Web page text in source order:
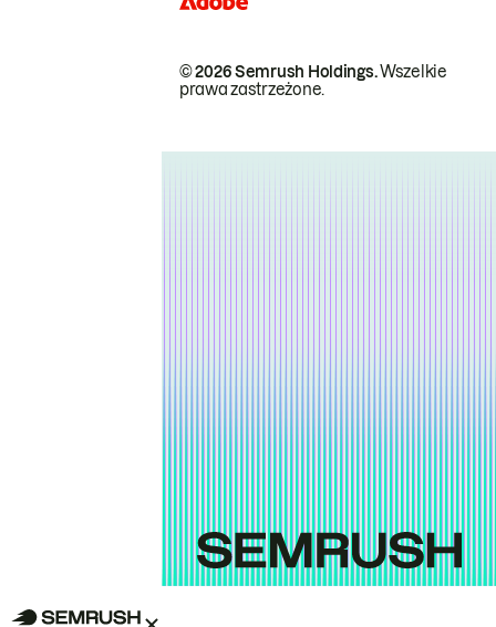
© 2026 Semrush Holdings.Wszelkie
prawa zastrzeżone.